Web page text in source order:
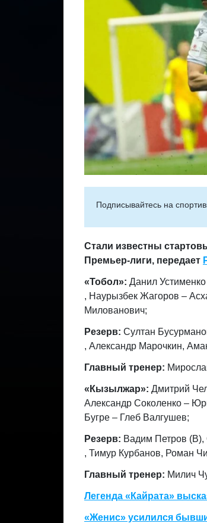
Подписывайтесь на
Стали известны
Премьер-лиги, передает
«Тобол»: Данил
, Наурызбек Жагоров –
Милованович;
Резерв: Султан
, Александр Марочкин,
Главный тренер:
«Кызылжар»: Дмитрий
Александр Соколенко –
Бугре – Глеб Валгушев;
Резерв: Вадим Петров
, Тимур Курбанов​, Роман
Главный тренер: Милич
Легенда «Кайрата»
«Женис» усилился